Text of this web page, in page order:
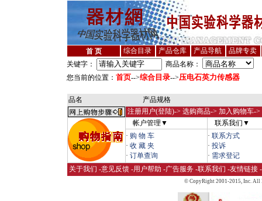
首 页 综合目录 产品仓库 产品导航
品牌专卖
关键字：
商品名称：
您当前的位置： 首页-->综合目录-->压电石英力传感器
品名
产品规格
注册用户(登陆)-> 选购商品-> 加入购物车-
帐户管理▼
联系我们▼
· 购 物 车
· 收 藏 夹
· 订单查询
· 联系方式
· 投诉
· 需求登记
关于我们 -意见反馈 -用户帮助 -广告服务 -联系我们 -友情链接 -
© CopyRight 2001-2015,Inc. All